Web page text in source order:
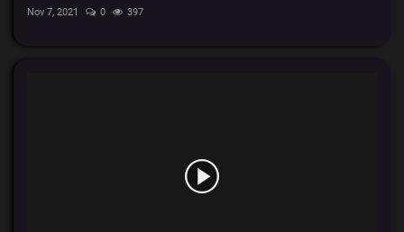
Nov 7, 2021 0 397